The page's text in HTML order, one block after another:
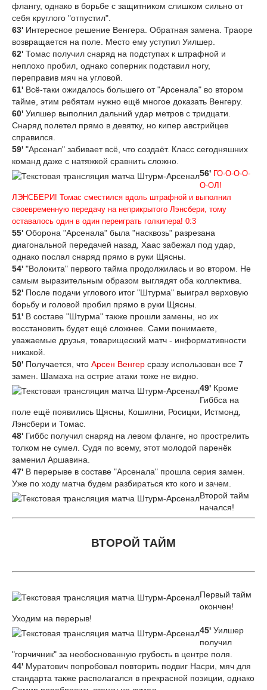
флангу, однако в борьбе с защитником слишком сильно от
себя круглого "отпустил".
63' Интересное решение Венгера. Обратная замена. Траоре
возвращается на поле. Место ему уступил Уилшер.
62' Томас получил снаряд на подступах к штрафной и
неплохо пробил, однако соперник подставил ногу,
переправив мяч на угловой.
61' Всё-таки ожидалось большего от "Арсенала" во втором
тайме, этим ребятам нужно ещё многое доказать Венгеру.
60' Уилшер выполнил дальний удар метров с тридцати.
Снаряд полетел прямо в девятку, но кипер австрийцев
справился.
59' "Арсенал" забивает всё, что создаёт. Класс сегодняшних
команд даже с натяжкой сравнить сложно.
56' ГО-О-О-О-
О-ОЛ!
ЛЭНСБЕРИ! Томас сместился вдоль штрафной и выполнил
своевременную передачу на неприкрытого Лэнсбери, тому
оставалось один в один переиграть голкипера! 0:3
55' Оборона "Арсенала" была "насквозь" разрезана
диагональной передачей назад, Хаас забежал под удар,
однако послал снаряд прямо в руки Щясны.
54' "Волокита" первого тайма продолжилась и во втором. Не
самым выразительным образом выглядят оба коллектива.
52' После подачи углового итог "Штурма" выиграл верховую
борьбу и головой пробил прямо в руки Щясны.
51' В составе "Штурма" также прошли замены, но их
восстановить будет ещё сложнее. Сами понимаете,
уважаемые друзья, товарищеский матч - информативности
никакой.
50' Получается, что Арсен Венгер сразу использован все 7
замен. Шамаха на острие атаки тоже не видно.
49' Кроме
Гиббса на
поле ещё появились Щясны, Кошилни, Росицки, Истмонд,
Лэнсбери и Томас.
48' Гиббс получил снаряд на левом фланге, но прострелить
толком не сумел. Судя по всему, этот молодой паренёк
заменил Аршавина.
47' В перерыве в составе "Арсенала" прошла серия замен.
Уже по ходу матча будем разбираться кто кого и зачем.
Второй тайм
начался!
ВТОРОЙ ТАЙМ
Первый тайм
окончен!
Уходим на перерыв!
45' Уилшер
получил
"горчичник" за необоснованную грубость в центре поля.
44' Муратович попробовал повторить подвиг Насри, мяч для
стандарта также располагался в прекрасной позиции, однако